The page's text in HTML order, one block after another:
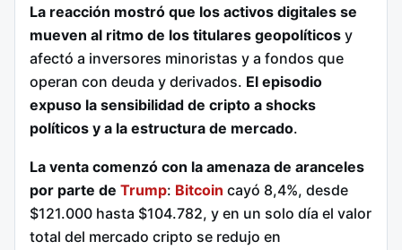
La reacción mostró que los activos digitales se
mueven al ritmo de los titulares geopolíticos y
afectó a inversores minoristas y a fondos que
operan con deuda y derivados. El episodio
expuso la sensibilidad de cripto a shocks
políticos y a la estructura de mercado.
La venta comenzó con la amenaza de aranceles
por parte de Trump: Bitcoin cayó 8,4%, desde
$121.000 hasta $104.782, y en un solo día el valor
total del mercado cripto se redujo en